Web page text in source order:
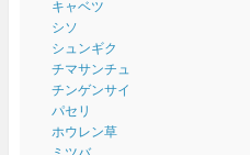
キャベツ
シソ
シュンギク
チマサンチュ
チンゲンサイ
パセリ
ホウレン草